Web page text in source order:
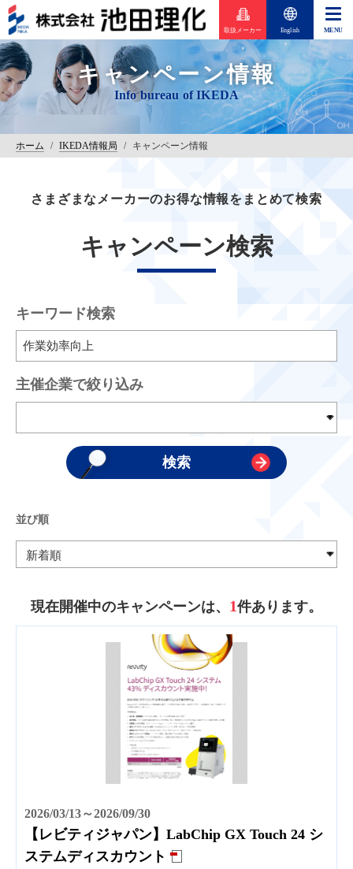
取扱メーカー English
キャンペーン情報
ホーム / IKEDA情報局 / キャンペーン情報
さまざまなメーカーのお得な情報をまとめて検索
キャンペーン検索
キーワード検索
主催企業で絞り込み
並び順
現在開催中のキャンペーンは、 1件あります。
2026/03/13～2026/09/30
【レビティジャパン】LabChip GX Touch 24 シ
ステムディスカウント